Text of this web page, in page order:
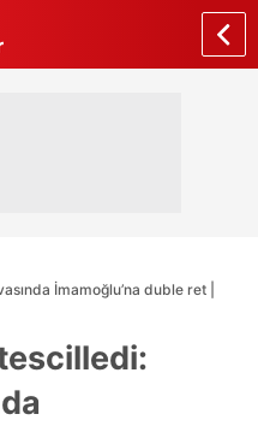
İmamoğlu’na duble ret |